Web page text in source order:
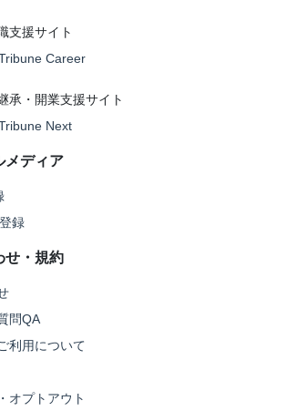
支援サイト
Career
承・開業支援サイト
Next
メディア
録
せ・規約
問QA
利用について
オプトアウト